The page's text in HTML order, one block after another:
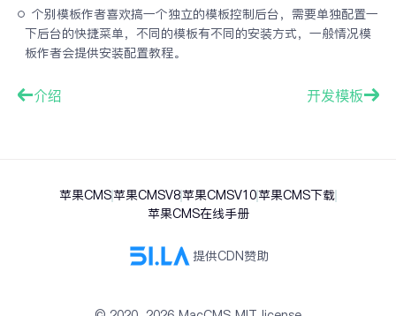
个别模板作者喜欢搞一个独立的模板控制后台，需要单独配置一
下后台的快捷菜单，不同的模板有不同的安装方式，一般情况模
板作者会提供安装配置教程。
介绍 开发模板
苹果CMS苹果CMSV8苹果CMSV10苹果CMS下载
苹果CMS在线手册
提供CDN赞助